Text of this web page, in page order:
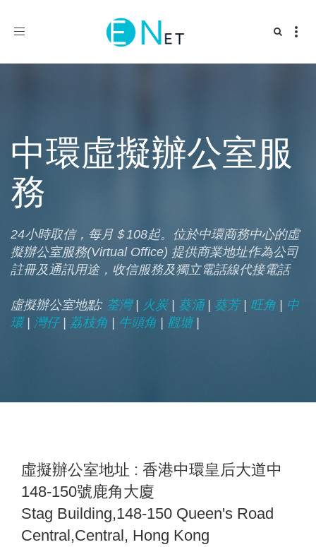
Toggle
中環虛擬辦公室服
務
24小時取信，每月＄108起。位於中環商務中心的虛
擬辦公室服務(Virtual Office) 提供商業地址作為公司
註冊及通訊用途，收信服務及獨立電話線代接電話
虛擬辦公室地點: 荃灣| 火炭| 葵涌| 葵芳| 旺角
中
環| 灣仔| 荔枝角 牛頭角 觀塘|
虛擬辦公室地址 : 香港中環皇后大道中
148-150號鹿角大廈
Stag Building,148-150 Queen's Road
Central,Central, Hong Kong